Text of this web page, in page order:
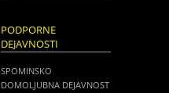
PODPORNE
DEJAVNOSTI
SPOMINSKO
DOMOLJUBNA DEJAVNOST